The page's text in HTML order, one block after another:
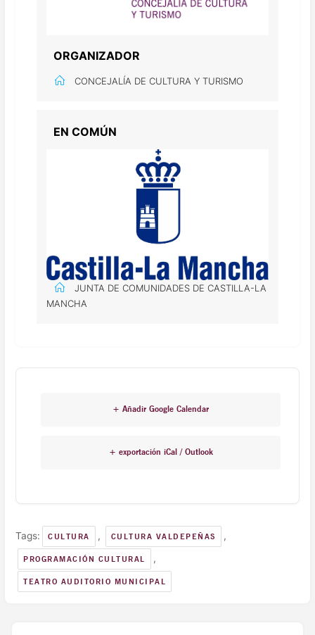
ORGANIZADOR
CONCEJALÍA DE CULTURA Y TURISMO
EN COMÚN
JUNTA DE COMUNIDADES DE CASTILLA-LA
MANCHA
+ Añadir Google Calendar
+ exportación iCal / Outlook
Tags: CULTURA , CULTURA VALDEPEÑAS ,
PROGRAMACIÓN CULTURAL ,
TEATRO AUDITORIO MUNICIPAL